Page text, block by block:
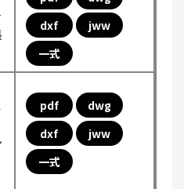
dxf
jww
一式
pdf
dwg
dxf
jww
一式